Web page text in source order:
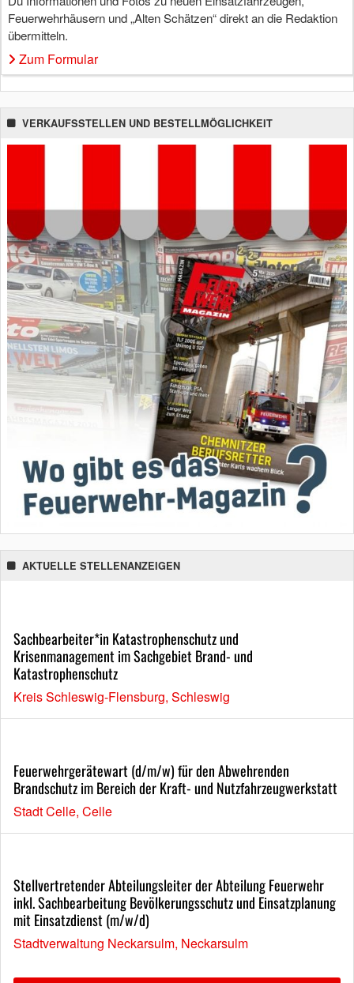
Feuerwehrhäusern und „Alten Schätzen“ direkt an die Redaktion
übermitteln.
Zum Formular
VERKAUFSSTELLEN UND BESTELLMÖGLICHKEIT
AKTUELLE STELLENANZEIGEN
Sachbearbeiter*in Katastrophenschutz und
Krisenmanagement im Sachgebiet Brand- und
Katastrophenschutz
Kreis Schleswig-Flensburg, Schleswig
Feuerwehrgerätewart (d/m/w) für den Abwehrenden
Brandschutz im Bereich der Kraft- und Nutzfahrzeugwerkstatt
Stadt Celle, Celle
Stellvertretender Abteilungsleiter der Abteilung Feuerwehr
inkl. Sachbearbeitung Bevölkerungsschutz und Einsatzplanung
mit Einsatzdienst (m/w/d)
Stadtverwaltung Neckarsulm, Neckarsulm